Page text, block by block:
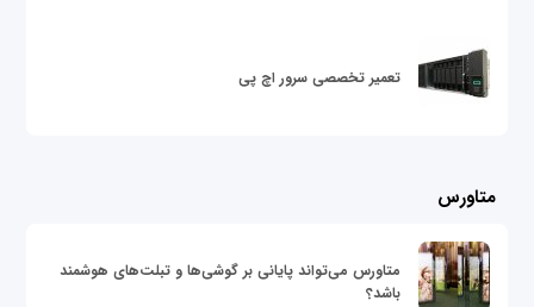
تعمیر تخصصی سرور اچ پی
متاورس
متاورس می‌تواند پایانی بر گوشی‌ها و تبلت‌های هوشمند
باشد؟